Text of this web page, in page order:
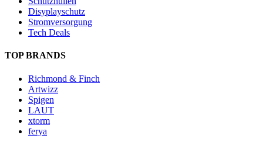
Disyplayschutz
Stromversorgung
Tech Deals
TOP BRANDS
Richmond & Finch
Artwizz
Spigen
LAUT
xtorm
ferya